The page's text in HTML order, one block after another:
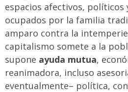
espacios afectivos, políticos
ocupados por la familia
amparo contra la
capitalismo somete a la
supone ayuda mutua,
reanimadora, incluso
eventualmente– política,